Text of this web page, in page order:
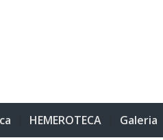
HEMEROTECA Galeria